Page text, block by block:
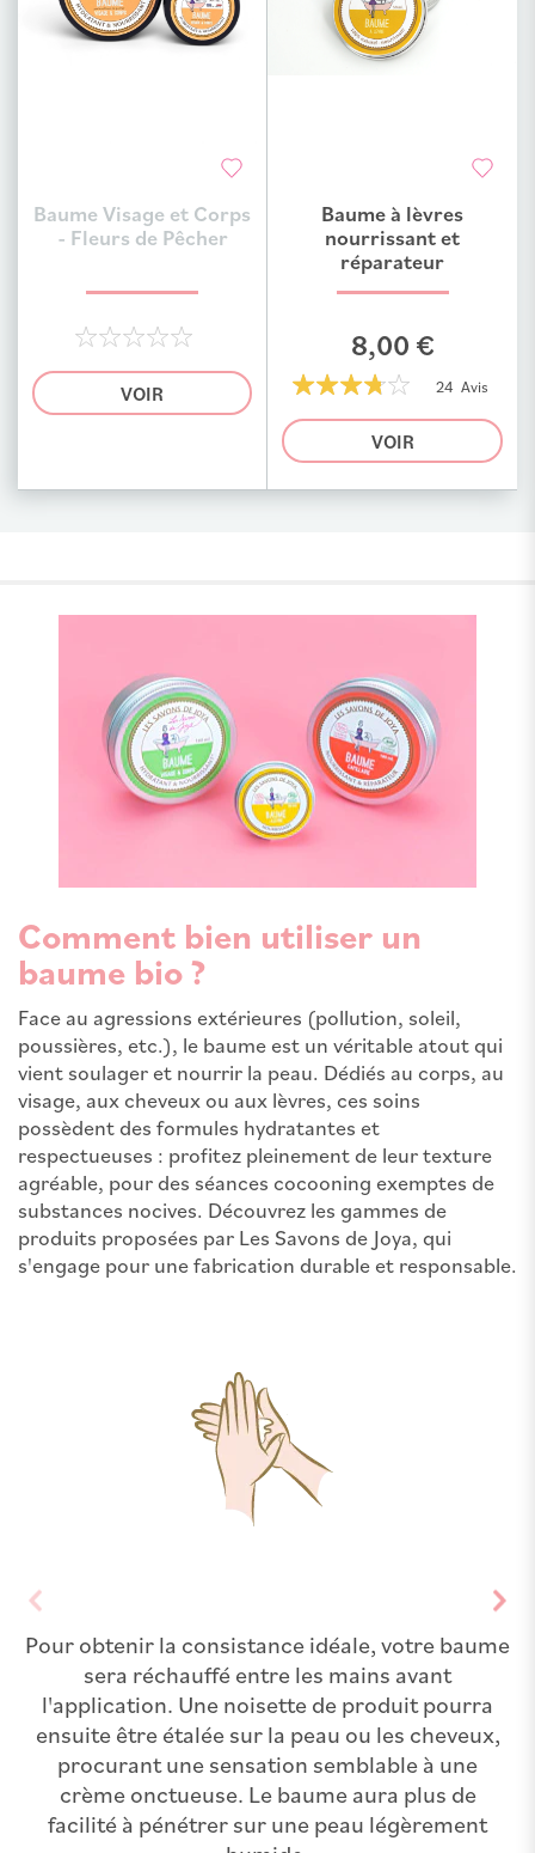
Ajouter au comparateur
Baume Visage et Corps
- Fleurs de Pêcher
0%
VOIR
Ajouter au comparateur
Baume à lèvres
nourrissant et
réparateur
8,00 €
75%
24 Avis
VOIR
Comment bien utiliser un
baume bio ?
Face au agressions extérieures (pollution, soleil,
poussières, etc.), le baume est un véritable atout qui
vient soulager et nourrir la peau. Dédiés au corps, au
visage, aux cheveux ou aux lèvres, ces soins
possèdent des formules hydratantes et
respectueuses : profitez pleinement de leur texture
agréable, pour des séances cocooning exemptes de
substances nocives. Découvrez les gammes de
produits proposées par Les Savons de Joya, qui
s'engage pour une fabrication durable et responsable.
Pour obtenir la consistance idéale, votre baume
sera réchauffé entre les mains avant
l'application. Une noisette de produit pourra
ensuite être étalée sur la peau ou les cheveux,
procurant une sensation semblable à une
crème onctueuse. Le baume aura plus de
facilité à pénétrer sur une peau légèrement